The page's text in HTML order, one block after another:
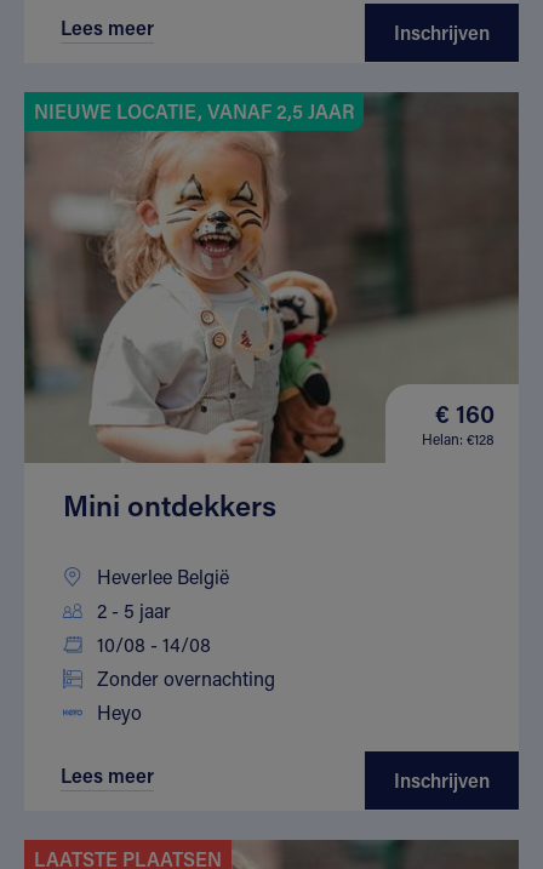
Lees meer Inschrijven
NIEUWE LOCATIE, VANAF 2,5 JAAR
€ 160
Helan: €128
Mini ontdekkers
Heverlee België
2 - 5 jaar
10/08 - 14/08
Zonder overnachting
Heyo
Lees meer Inschrijven
LAATSTE PLAATSEN